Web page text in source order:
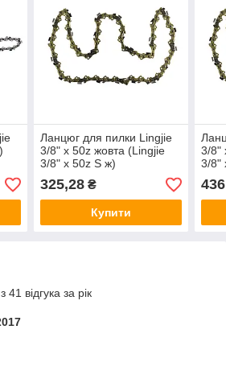
Ланцюг для пилки Lingjie
3/8" x 50z жовта (Lingjie
3/8" x 50z S ж)
325,28₴
Купити
3/8"
3/8"
відгука за рік